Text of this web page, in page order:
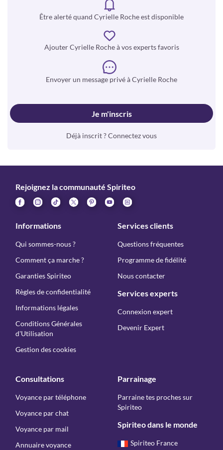
Être alerté quand Cyrielle Roche est disponible
Ajouter Cyrielle Roche à vos experts favoris
Envoyer un message privé à Cyrielle Roche
Je m'inscris
Déjà inscrit ? Connectez vous
Rejoignez la communauté Spiriteo
Informations
Qui sommes-nous ?
Comment ça marche ?
Garanties Spiriteo
Règles de confidentialité
Informations légales
Conditions Générales
d'Utilisation
Gestion des cookies
Services clients
Questions fréquentes
Programme de fidélité
Nous contacter
Services experts
Connexion expert
Devenir Expert
Consultations
Voyance par téléphone
Voyance par chat
Voyance par mail
Annuaire voyance
Parrainage
Parraine tes proches sur
Spiriteo
Spiriteo dans le monde
Spiriteo France